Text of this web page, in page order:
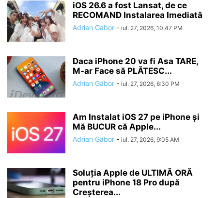
iOS 26.6 a fost Lansat, de ce
RECOMAND Instalarea Imediată
Adrian Gabor - iul. 27, 2026, 10:47 PM
Daca iPhone 20 va fi Asa TARE,
M-ar Face să PLĂTESC...
Adrian Gabor - iul. 27, 2026, 6:30 PM
Am Instalat iOS 27 pe iPhone și
Mă BUCUR că Apple...
Adrian Gabor - iul. 27, 2026, 9:05 AM
Soluția Apple de ULTIMĂ ORĂ
pentru iPhone 18 Pro după
Creșterea...